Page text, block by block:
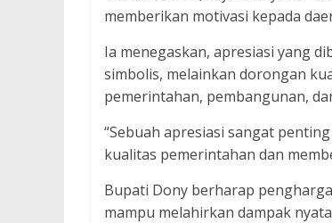
memberikan motivasi kepada
Ia menegaskan, apresiasi yang
simbolis, melainkan dorongan
pemerintahan, pembangunan,
“Sebuah apresiasi sangat
kualitas pemerintahan dan
Bupati Dony berharap
mampu melahirkan dampak